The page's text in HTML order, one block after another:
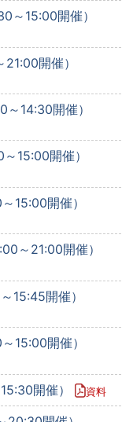
～15:00開催）
開催）
14:30開催）
15:00開催）
15:00開催）
～21:00開催）
15:45開催）
15:00開催）
開催） 資料